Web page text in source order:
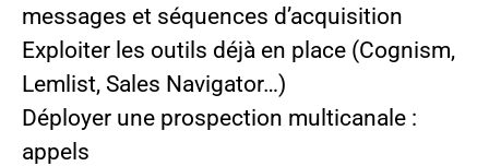
messages et séquences d’acquisition
Exploiter les outils déjà en place (Cognism,
Lemlist, Sales Navigator…)
Déployer une prospection multicanale :
appels